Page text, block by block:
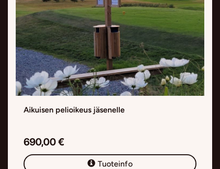
Aikuisen pelioikeus jäsenelle
690,00 €
Tuoteinfo